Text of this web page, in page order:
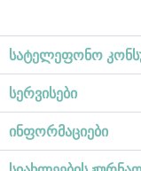
სატელეფონო
სერვისები
ინფორმაციები